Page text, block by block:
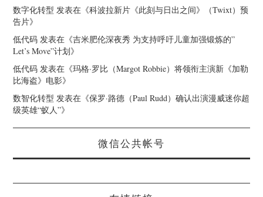
数字化转型 发表在《科波拉新片《此刻与日出之间》（Twixt）预
告片》
低代码 发表在《吉米肥伦深夜秀 为支持呼吁儿童加强锻炼的”
Let’s Move”计划》
低代码 发表在《玛格·罗比（Margot Robbie）将领衔主演新《加勒
比海盗》电影》
数智化转型 发表在《保罗·路德（Paul Rudd）确认出演漫威迷你超
级英雄“蚁人”》
微信公共帐号